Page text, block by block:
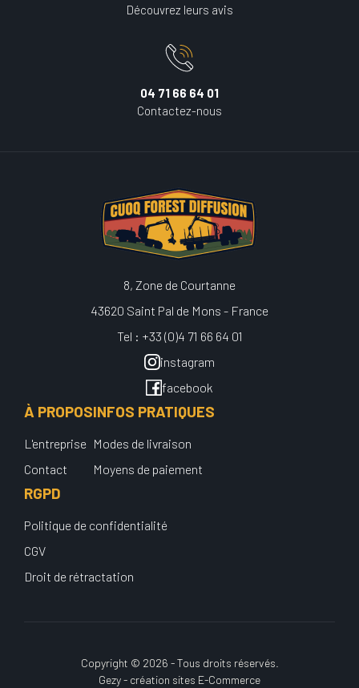
Découvrez leurs avis
04 71 66 64 01
Contactez-nous
8, Zone de Courtanne
43620 Saint Pal de Mons - France
Tel : +33 (0)4 71 66 64 01
instagram
facebook
À PROPOS
L'entreprise
Contact
INFOS PRATIQUES
Modes de livraison
Moyens de paiement
RGPD
Politique de confidentialité
CGV
Droit de rétractation
Copyright © 2026 - Tous droits réservés.
Gezy - création sites E-Commerce